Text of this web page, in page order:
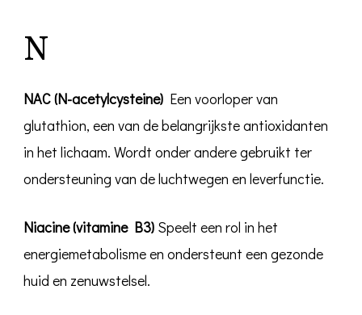
N
NAC (N-acetylcysteine) Een voorloper van
glutathion, een van de belangrijkste antioxidanten
in het lichaam. Wordt onder andere gebruikt ter
ondersteuning van de luchtwegen en leverfunctie.
Niacine (vitamine B3) Speelt een rol in het
energiemetabolisme en ondersteunt een gezonde
huid en zenuwstelsel.